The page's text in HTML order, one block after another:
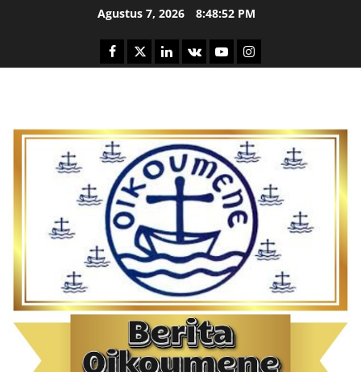
Agustus 7, 2026 8:48:53 PM
Facebook
TwitterLinkedin
VK YoutubeInstagram